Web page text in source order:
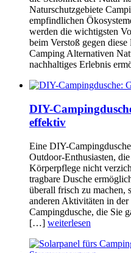
Naturschutzgebiete
empfindlichen
werden die wichtigsten
beim Verstoß gegen
Camping Alternativen
nachhaltiges Erlebnis
DIY-
effektiv
Eine DIY-
Outdoor-Enthusiasten,
Körperpflege nicht
tragbare Dusche
überall frisch zu machen,
anderen Aktivitäten in
Campingdusche, die Sie
[…] weiterlesen